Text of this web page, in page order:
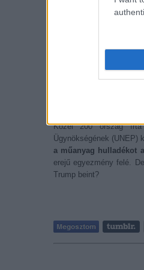
Közel 200 ország
Ügynökségének (UNEP)
a műanyag hulladékot
erejű egyezmény felé.
Trump beint?